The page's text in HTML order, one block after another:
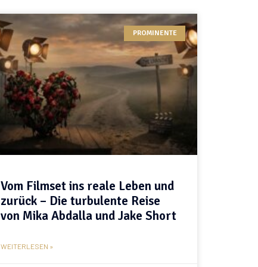
PROMINENTE
Vom Filmset ins reale Leben und
zurück – Die turbulente Reise
von Mika Abdalla und Jake Short
WEITERLESEN »